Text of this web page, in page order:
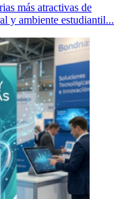
más atractivas de
y ambiente estudiantil...